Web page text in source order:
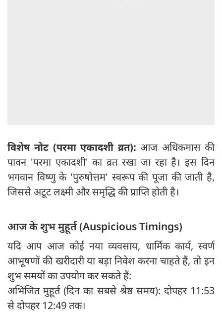
विशेष नोट (परमा एकादशी व्रत):आज अधिकमास की
पावन 'परमा एकादशी' का व्रत रखा जा रहा है। इस दिन
भगवान विष्णु के 'पुरुषोत्तम' स्वरूप की पूजा की जाती है,
जिससे अटूट लक्ष्मी और समृद्धि की प्राप्ति होती है।
आज के शुभ मुहूर्त (Auspicious Timings)
यदि आप आज कोई नया व्यवसाय, धार्मिक कार्य, स्वर्ण
आभूषणों की खरीदारी या बड़ा निवेश करना चाहते हैं, तो इन
शुभ समयों का उपयोग कर सकते हैं:
अभिजित मुहूर्त (दिन का सबसे श्रेष्ठ समय): दोपहर 11:53
से दोपहर 12:49 तक।